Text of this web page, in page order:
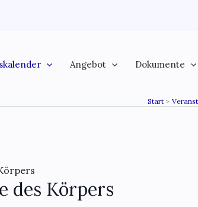
Angebot Dokumente
Start
des Körpers